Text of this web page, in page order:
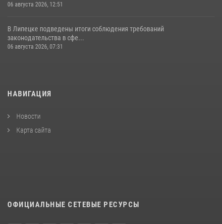
06 августа 2026, 12:51
В Липецке подведены итоги соблюдения требований
законодательства в сфе...
06 августа 2026, 07:31
НАВИГАЦИЯ
Новости
Карта сайта
ОФИЦИАЛЬНЫЕ СЕТЕВЫЕ РЕСУРСЫ